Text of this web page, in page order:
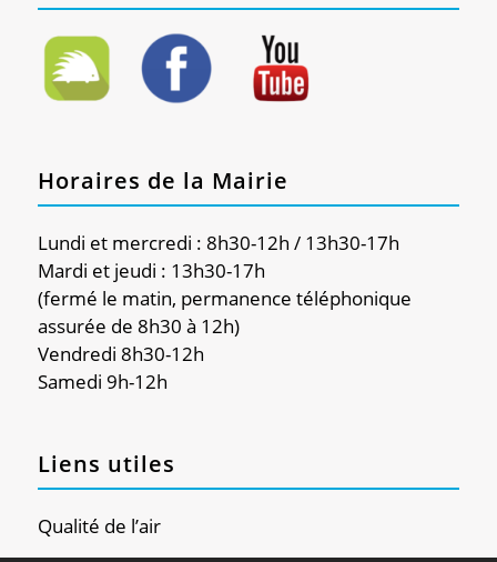
Horaires de la Mairie
Lundi et mercredi : 8h30-12h / 13h30-17h
Mardi et jeudi : 13h30-17h
(fermé le matin, permanence téléphonique
assurée de 8h30 à 12h)
Vendredi 8h30-12h
Samedi 9h-12h
Liens utiles
Qualité de l’air